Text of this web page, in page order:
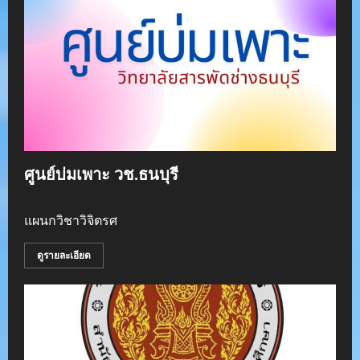
ศูนย์บ่มเพาะ วช.ธนบุรี
แผนกวิชาวิจิตรศ
ดูรายละเอียด